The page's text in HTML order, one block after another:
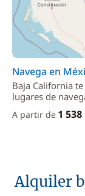
Navega en
Baja California
lugares de
A partir de 1 538
Alquiler